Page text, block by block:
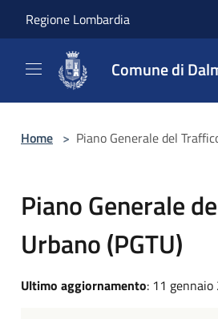
Regione Lombardia
Comune di
Home > Piano Generale del
Piano Generale
Urbano (PGTU)
Ultimo aggiornamento: 11